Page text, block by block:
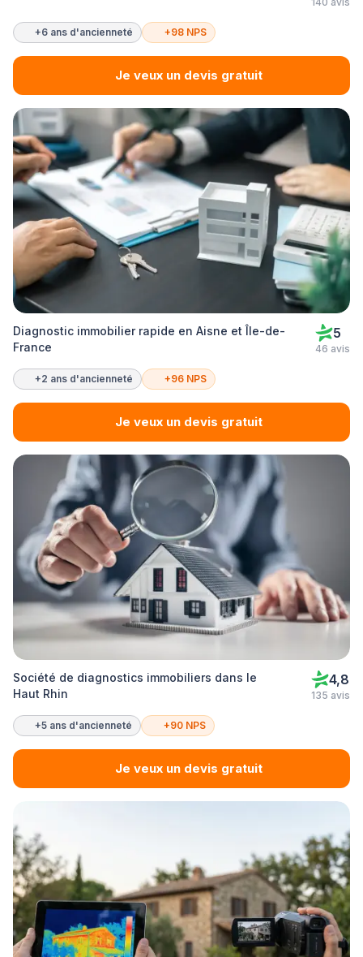
+6 ans d'ancienneté +98 NPS
Je veux un devis gratuit
Diagnostic immobilier rapide en Aisne et Île-de-
France
5
46 avis
+2 ans d'ancienneté +96 NPS
Je veux un devis gratuit
Société de diagnostics immobiliers dans le
Haut Rhin
4,8
135 avis
+5 ans d'ancienneté +90 NPS
Je veux un devis gratuit